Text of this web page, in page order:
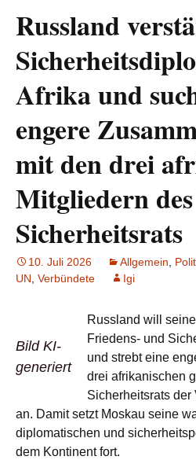
Russland
Afrika und
engere
mit den drei
Mitgliedern
Sicherheitsrats
10. Juli 2026 Allgemein
UN Verbündete Igi
Bild KI-
generiert
Russland will
Friedens- und
und strebt eine
drei afrikanischen
Sicherheitsrats
an. Damit setzt Moskau seine
diplomatischen und
dem Kontinent fort.